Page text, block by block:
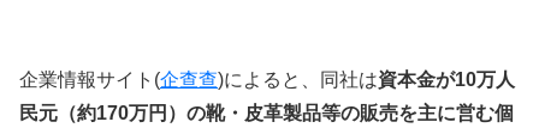
企業情報サイト(企查查)によると、同社は資本金が10万人
民元（約170万円）の靴・皮革製品等の販売を主に営む個